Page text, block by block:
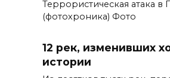
Террористическая атака в
(фотохроника) Фото
12 рек, изменивших
истории